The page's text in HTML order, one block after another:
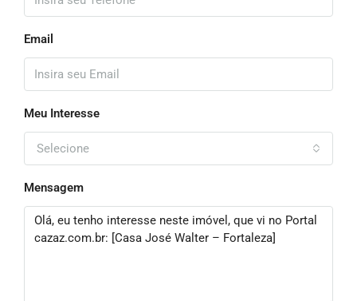
Email
Meu Interesse
Selecione
Mensagem